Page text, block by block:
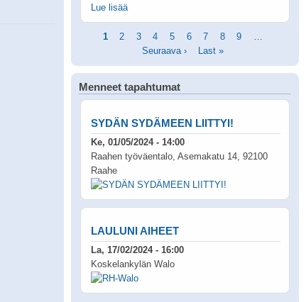
Lue lisää
SivutusTämänhetkinen
1 Sivu
2 Sivu
3 Sivu
4 Sivu
5 Sivu
6 Sivu
7 Sivu
8 Sivu
9 …
Seuraava ›
Viimeinen
sivu
Last »
Menneet tapahtumat
SYDÄN SYDÄMEEN LIITTYI!
Ke, 01/05/2024 - 14:00
Raahen työväentalo, Asemakatu 14, 92100
Raahe
LAULUNI AIHEET
La, 17/02/2024 - 16:00
Koskelankylän Walo